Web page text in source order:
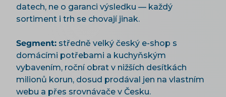
datech, ne o garanci výsledku — každý
sortiment i trh se chovají jinak.
Segment: středně velký český e-shop s
domácími potřebami a kuchyňským
vybavením, roční obrat v nižších desítkách
milionů korun, dosud prodával jen na vlastním
webu a přes srovnávače v Česku.